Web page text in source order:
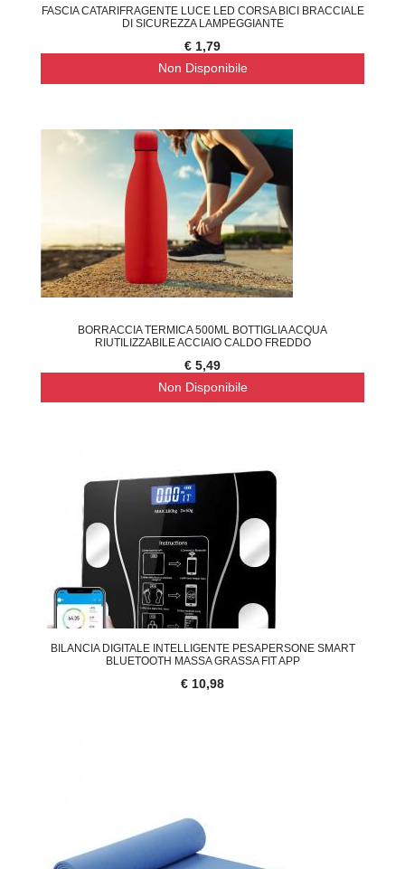
FASCIA CATARIFRAGENTE LUCE LED CORSA BICI BRACCIALE
DI SICUREZZA LAMPEGGIANTE
€ 1,79
Non Disponibile
BORRACCIA TERMICA 500ML BOTTIGLIA ACQUA
RIUTILIZZABILE ACCIAIO CALDO FREDDO
€ 5,49
Non Disponibile
BILANCIA DIGITALE INTELLIGENTE PESAPERSONE SMART
BLUETOOTH MASSA GRASSA FIT APP
€ 10,98